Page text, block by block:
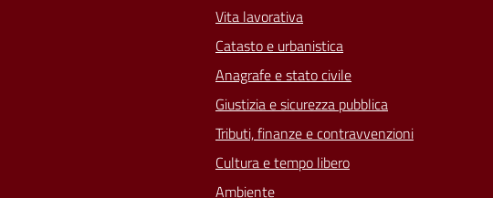
Vita lavorativa
Catasto e urbanistica
Anagrafe e stato civile
Giustizia e sicurezza pubblica
Tributi, finanze e contravvenzioni
Cultura e tempo libero
Ambiente